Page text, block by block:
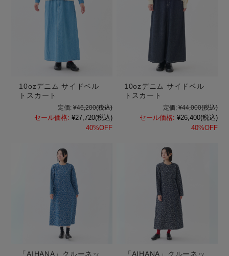
10ozデニム サイドベル
トスカート
定価: ¥46,200(税込)
セール価格: ¥27,720(税込)
40%OFF
10ozデニム サイドベル
トスカート
定価: ¥44,000(税込)
セール価格: ¥26,400(税込)
40%OFF
「AIHANA」クルーネッ
「AIHANA」クルーネッ